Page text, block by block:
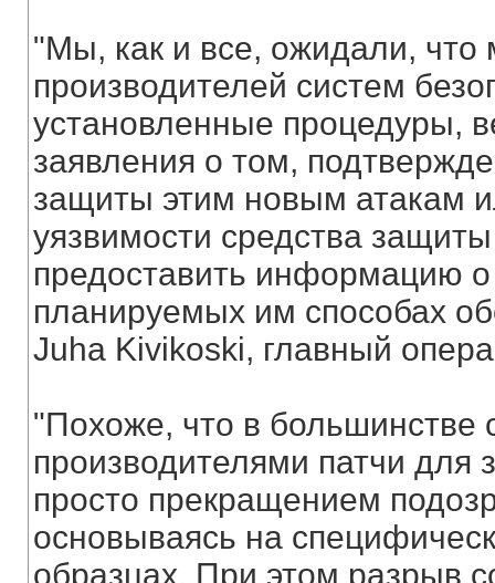
"Мы, как и все, ожидали, что
производителей систем
установленные процедуры,
заявления о том,
защиты этим новым атакам
уязвимости средства
предоставить информацию
планируемых им способах
Juha Kivikoski, главный
"Похоже, что в большинстве
производителями патчи
просто прекращением
основываясь на
образцах. При этом разрыв